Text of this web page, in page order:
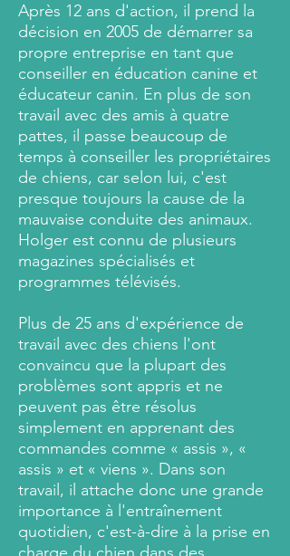
Après 12 ans d'action, il prend la
décision en 2005 de démarrer sa
propre entreprise en tant que
conseiller en éducation canine et
éducateur canin. En plus de son
travail avec des amis à quatre
pattes, il passe beaucoup de
temps à conseiller les propriétaires
de chiens, car selon lui, c'est
presque toujours la cause de la
mauvaise conduite des animaux.
Holger est connu de plusieurs
magazines spécialisés et
programmes télévisés.
Plus de 25 ans d'expérience de
travail avec des chiens l'ont
convaincu que la plupart des
problèmes sont appris et ne
peuvent pas être résolus
simplement en apprenant des
commandes comme « assis », «
assis » et « viens ». Dans son
travail, il attache donc une grande
importance à l'entraînement
quotidien, c'est-à-dire à la prise en